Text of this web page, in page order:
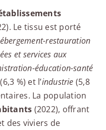
Le tissu est porté
restauration
et services aux
éducation-santé
(6,3 %) et l’industrie (5,8
La population
(2022), offrant
des viviers de